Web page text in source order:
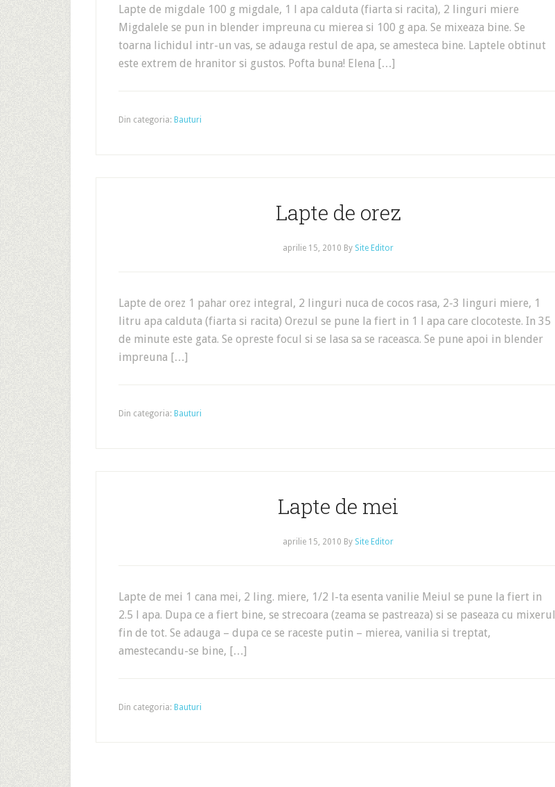
Lapte de migdale 100 g migdale, 1 l apa calduta (fiarta si racita), 2 linguri miere
Migdalele se pun in blender impreuna cu mierea si 100 g apa. Se mixeaza bine. Se
toarna lichidul intr-un vas, se adauga restul de apa, se amesteca bine. Laptele obtinut
este extrem de hranitor si gustos. Pofta buna! Elena […]
Din categoria: Bauturi
Lapte de orez
aprilie 15, 2010 By Site Editor
Lapte de orez 1 pahar orez integral, 2 linguri nuca de cocos rasa, 2-3 linguri miere, 1
litru apa calduta (fiarta si racita) Orezul se pune la fiert in 1 l apa care clocoteste. In 35
de minute este gata. Se opreste focul si se lasa sa se raceasca. Se pune apoi in blender
impreuna […]
Din categoria: Bauturi
Lapte de mei
aprilie 15, 2010 By Site Editor
Lapte de mei 1 cana mei, 2 ling. miere, 1/2 l-ta esenta vanilie Meiul se pune la fiert in
2.5 l apa. Dupa ce a fiert bine, se strecoara (zeama se pastreaza) si se paseaza cu mixerul
fin de tot. Se adauga – dupa ce se raceste putin – mierea, vanilia si treptat,
amestecandu-se bine, […]
Din categoria: Bauturi